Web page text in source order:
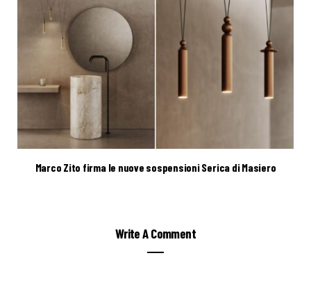
Marco Zito firma le nuove sospensioni Serica di Masiero
Write A Comment